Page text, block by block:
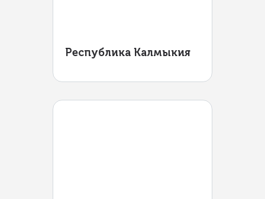
Республика Калмыкия